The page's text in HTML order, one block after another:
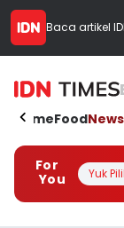
Baca artikel
HomeFoodNews
For
You
Yuk